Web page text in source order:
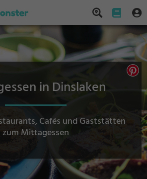
in Dinslaken
Cafés und Gaststätten
zum Mittagessen